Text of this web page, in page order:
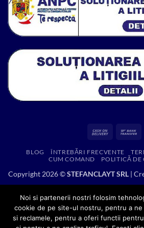
Cash
Delivery
BLOG ÎNTREBĂRI FRECVENTE
CUM COMAND
POLITICĂ DE
Copyright 2026 ©STEFANCLAYT SRL|
Noi si partenerii nostri folosim
cookie de pe site-ul nostru, pentru a
si reclamele, pentru a oferi functii